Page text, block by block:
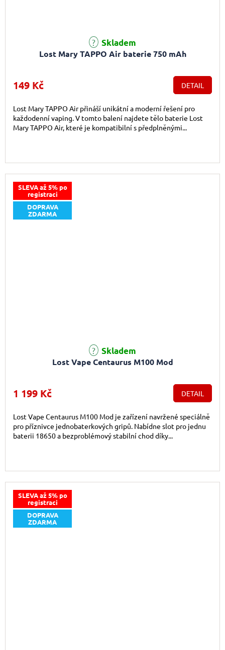
Lost Mary TAPPO Air baterie 750 mAh
Průměrné hodnocení produktu je 5,0 z 5 hvězdiček.
Skladem
149 Kč DETAIL
Lost Mary TAPPO Air přináší unikátní a moderní řešení pro
každodenní vaping. V tomto balení najdete tělo baterie Lost
Mary TAPPO Air, které je kompatibilní s předplněnými...
SLEVA až 5% po
registraci
DOPRAVA
ZDARMA
Lost Vape Centaurus M100 Mod
Průměrné hodnocení produktu je 5,0 z 5 hvězdiček.
Skladem
1 199 Kč DETAIL
Lost Vape Centaurus M100 Mod je zařízení navržené speciálně
pro příznivce jednobaterkových gripů. Nabídne slot pro jednu
baterii 18650 a bezproblémový stabilní chod díky...
SLEVA až 5% po
registraci
DOPRAVA
ZDARMA